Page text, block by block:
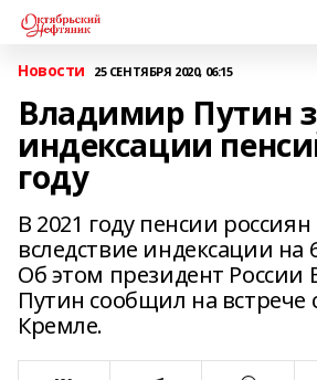
Новости 25 СЕНТЯБРЯ 2020, 06:15
Владимир Путин
индексации
году
В 2021 году пенсии
вследствие индексации на
Об этом президент
Путин сообщил на встрече
Кремле.